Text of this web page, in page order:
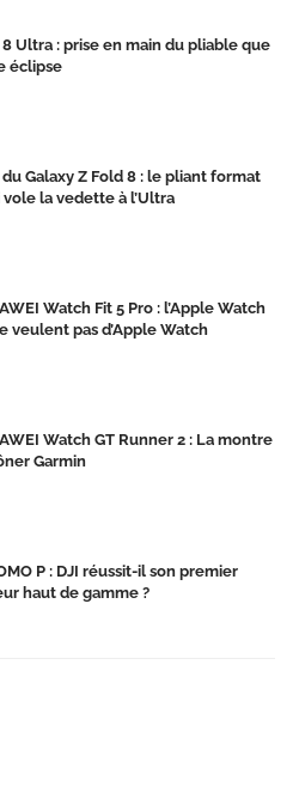
8 Ultra : prise en main du pliable que
éclipse
du Galaxy Z Fold 8 : le pliant format
la vedette à l’Ultra
Watch Fit 5 Pro : l’Apple Watch
veulent pas d’Apple Watch
Watch GT Runner 2 : La montre
Garmin
P : DJI réussit-il son premier
haut de gamme ?